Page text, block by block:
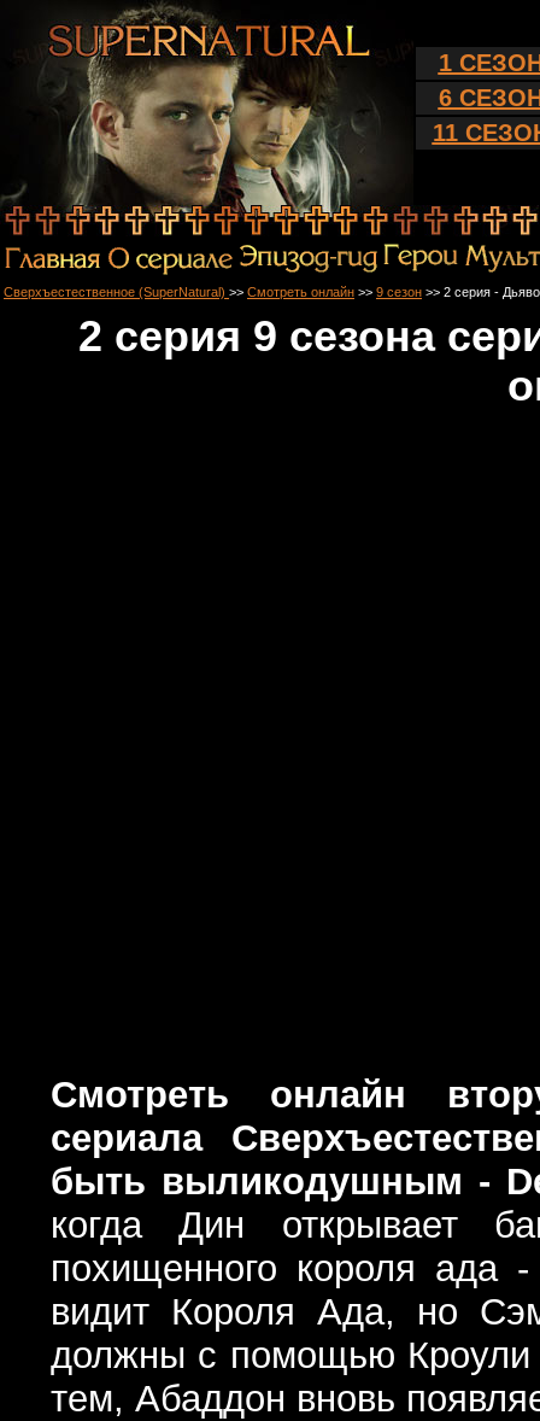
1
6
11
Сверхъестественное (SuperNatural) >> Смотреть онлайн >> 9 сезон >> 2 серия -
2 серия 9 сезона
Смотреть онлайн
сериала
быть выликодушным -
когда Дин открывает
похищенного короля ада
видит Короля Ада, но
должны с помощью
тем, Абаддон вновь